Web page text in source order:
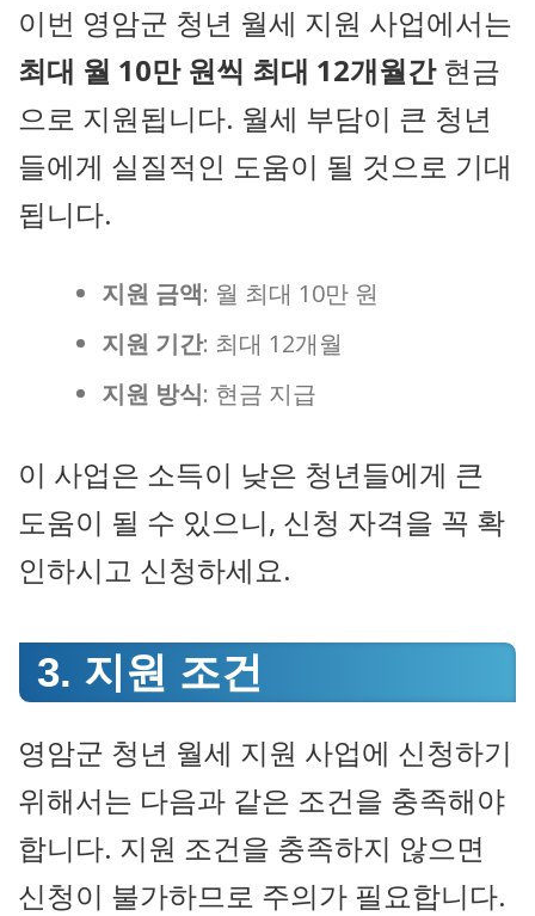
이번 영암군 청년 월세 지원 사업에서는
최대 월 10만 원씩 최대 12개월간현금
으로 지원됩니다. 월세 부담이 큰 청년
들에게 실질적인 도움이 될 것으로 기대
됩니다.
지원 금액: 월 최대 10만 원
지원 기간: 최대 12개월
지원 방식: 현금 지급
이 사업은 소득이 낮은 청년들에게 큰
도움이 될 수 있으니, 신청 자격을 꼭 확
인하시고 신청하세요.
3. 지원 조건
영암군 청년 월세 지원 사업에 신청하기
위해서는 다음과 같은 조건을 충족해야
합니다. 지원 조건을 충족하지 않으면
신청이 불가하므로 주의가 필요합니다.